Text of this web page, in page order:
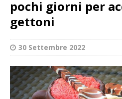
pochi giorni per
gettoni
30 Settembre 2022